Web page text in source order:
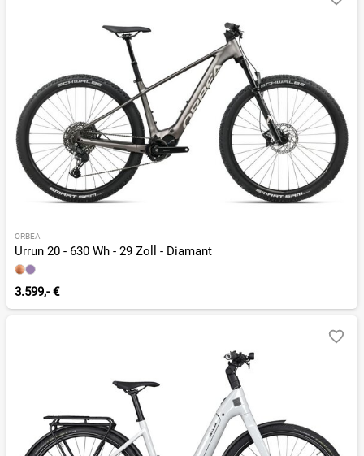
ORBEA
Urrun 20 - 630 Wh - 29 Zoll - Diamant
3.599,- €